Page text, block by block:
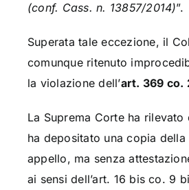
(conf. Cass. n. 13857/2014)”.
Superata tale eccezione, il
comunque ritenuto
la violazione dell’art. 369 co.
La Suprema Corte ha
ha depositato una copia della
appello, ma senza
ai sensi dell’art. 16 bis co. 9